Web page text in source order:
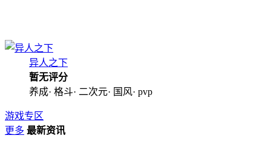
异人之下
暂无评分
养成· 格斗· 二次元· 国风· pvp
游戏专区
更多 最新资讯